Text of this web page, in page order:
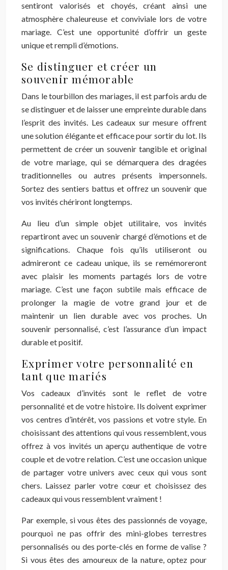
sentiront valorisés et choyés, créant ainsi une
atmosphère chaleureuse et conviviale lors de votre
mariage. C’est une opportunité d’offrir un geste
unique et rempli d’émotions.
Se distinguer et créer un
souvenir mémorable
Dans le tourbillon des mariages, il est parfois ardu de
se distinguer et de laisser une empreinte durable dans
l’esprit des invités. Les cadeaux sur mesure offrent
une solution élégante et efficace pour sortir du lot. Ils
permettent de créer un souvenir tangible et original
de votre mariage, qui se démarquera des dragées
traditionnelles ou autres présents impersonnels.
Sortez des sentiers battus et offrez un souvenir que
vos invités chériront longtemps.
Au lieu d’un simple objet utilitaire, vos invités
repartiront avec un souvenir chargé d’émotions et de
significations. Chaque fois qu’ils utiliseront ou
admireront ce cadeau unique, ils se remémoreront
avec plaisir les moments partagés lors de votre
mariage. C’est une façon subtile mais efficace de
prolonger la magie de votre grand jour et de
maintenir un lien durable avec vos proches. Un
souvenir personnalisé, c’est l’assurance d’un impact
durable et positif.
Exprimer votre personnalité en
tant que mariés
Vos cadeaux d’invités sont le reflet de votre
personnalité et de votre histoire. Ils doivent exprimer
vos centres d’intérêt, vos passions et votre style. En
choisissant des attentions qui vous ressemblent, vous
offrez à vos invités un aperçu authentique de votre
couple et de votre relation. C’est une occasion unique
de partager votre univers avec ceux qui vous sont
chers. Laissez parler votre cœur et choisissez des
cadeaux qui vous ressemblent vraiment !
Par exemple, si vous êtes des passionnés de voyage,
pourquoi ne pas offrir des mini-globes terrestres
personnalisés ou des porte-clés en forme de valise ?
Si vous êtes des amoureux de la nature, optez pour